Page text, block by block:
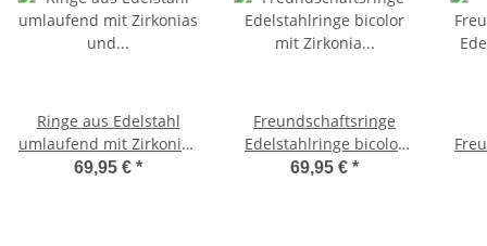
Ringe aus Edelstahl
umlaufend mit Zirkonias
und persönlicher Gravur
69,95 € *
Freundschaftsringe
Edelstahlringe bicolor
mit Zirkonia und
69,95 € *